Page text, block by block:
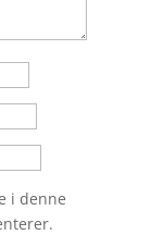
i denne